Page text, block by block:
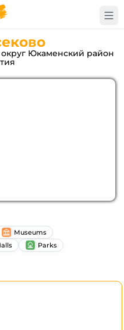
Юкаменский район
Museums
Parks